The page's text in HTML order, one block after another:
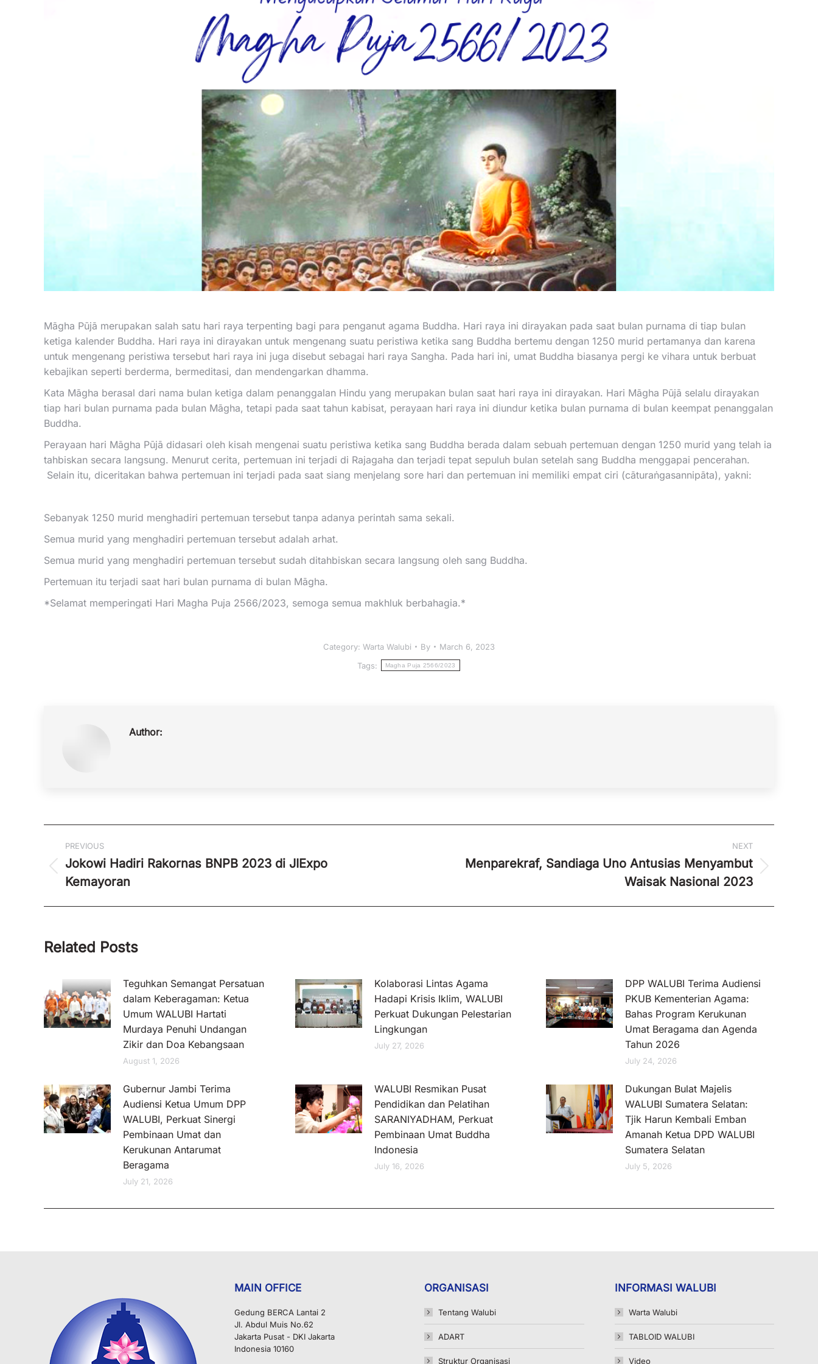
Māgha Pūjā merupakan salah satu hari raya terpenting bagi para penganut agama Buddha. Hari raya ini dirayakan pada saat bulan purnama di tiap bulan
ketiga kalender Buddha. Hari raya ini dirayakan untuk mengenang suatu peristiwa ketika sang Buddha bertemu dengan 1250 murid pertamanya dan karena
untuk mengenang peristiwa tersebut hari raya ini juga disebut sebagai hari raya Sangha. Pada hari ini, umat Buddha biasanya pergi ke vihara untuk berbuat
kebajikan seperti berderma, bermeditasi, dan mendengarkan dhamma.
Kata Māgha berasal dari nama bulan ketiga dalam penanggalan Hindu yang merupakan bulan saat hari raya ini dirayakan. Hari Māgha Pūjā selalu dirayakan
tiap hari bulan purnama pada bulan Māgha, tetapi pada saat tahun kabisat, perayaan hari raya ini diundur ketika bulan purnama di bulan keempat penanggalan
Buddha.
Perayaan hari Māgha Pūjā didasari oleh kisah mengenai suatu peristiwa ketika sang Buddha berada dalam sebuah pertemuan dengan 1250 murid yang telah ia
tahbiskan secara langsung. Menurut cerita, pertemuan ini terjadi di Rajagaha dan terjadi tepat sepuluh bulan setelah sang Buddha menggapai pencerahan.
Selain itu, diceritakan bahwa pertemuan ini terjadi pada saat siang menjelang sore hari dan pertemuan ini memiliki empat ciri (cāturaṅgasannipāta), yakni:
Sebanyak 1250 murid menghadiri pertemuan tersebut tanpa adanya perintah sama sekali.
Semua murid yang menghadiri pertemuan tersebut adalah arhat.
Semua murid yang menghadiri pertemuan tersebut sudah ditahbiskan secara langsung oleh sang Buddha.
Pertemuan itu terjadi saat hari bulan purnama di bulan Māgha.
*Selamat memperingati Hari Magha Puja 2566/2023, semoga semua makhluk berbahagia.*
Category: Warta Walubi By
March 6, 2023
Tags:
Magha Puja 2566/2023
Author:
Post
navigation
PREVIOUS
Previous
post:
Jokowi Hadiri Rakornas BNPB 2023 di JIExpo
Kemayoran
NEXT
Menparekraf, Sandiaga Uno Antusias Menyambut
Waisak Nasional 2023
Related Posts
Teguhkan Semangat Persatuan
dalam Keberagaman: Ketua
Umum WALUBI Hartati
Murdaya Penuhi Undangan
Zikir dan Doa Kebangsaan
August 1, 2026
Kolaborasi Lintas Agama
Hadapi Krisis Iklim, WALUBI
Perkuat Dukungan Pelestarian
Lingkungan
July 27, 2026
DPP WALUBI Terima Audiensi
PKUB Kementerian Agama:
Bahas Program Kerukunan
Umat Beragama dan Agenda
Tahun 2026
July 24, 2026
Gubernur Jambi Terima
Audiensi Ketua Umum DPP
WALUBI, Perkuat Sinergi
Pembinaan Umat dan
Kerukunan Antarumat
Beragama
July 21, 2026
WALUBI Resmikan Pusat
Pendidikan dan Pelatihan
SARANIYADHAM, Perkuat
Pembinaan Umat Buddha
Indonesia
July 16, 2026
Dukungan Bulat Majelis
WALUBI Sumatera Selatan:
Tjik Harun Kembali Emban
Amanah Ketua DPD WALUBI
Sumatera Selatan
July 5, 2026
MAIN OFFICE
Gedung BERCA Lantai 2
Jl. Abdul Muis No.62
Jakarta Pusat - DKI Jakarta
Indonesia 10160
ORGANISASI
Tentang Walubi
ADART
Struktur Organisasi
INFORMASI WALUBI
Warta Walubi
TABLOID WALUBI
Video